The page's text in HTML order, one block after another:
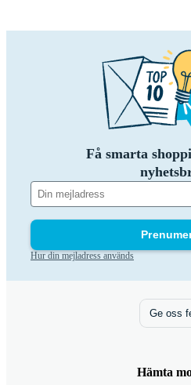
Få smarta
Hur din mejladress används
Ge oss
Hämta